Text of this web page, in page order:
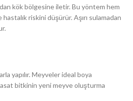
kök bölgesine iletir. Bu yöntem hem
riskini düşürür. Aşırı sulamadan
yapılır. Meyveler ideal boya
bitkinin yeni meyve oluşturma